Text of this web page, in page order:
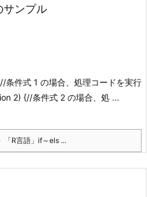
サンプル
//条件式 1 の場合、処理コードを実行
2) {//条件式 2 の場合、処 ...
「R言語」if～els ...